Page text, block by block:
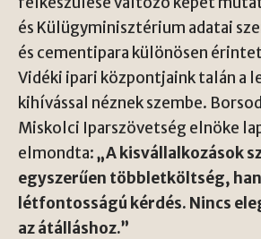
és Külügyminisztérium adatai
és cementipara különösen
Vidéki ipari központjaink talán a
kihívással néznek szembe.
Miskolci Iparszövetség elnöke
elmondta:„A kisvállalkozások
egyszerűen többletköltség,
létfontosságú kérdés. Nincs
az átálláshoz.”